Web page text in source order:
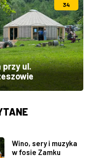
34
przy ul.
Wino, sery i muzyka
w fosie Zamku